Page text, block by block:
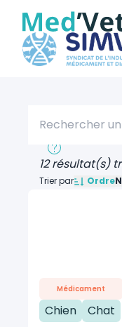
Recherche
12 résultat(s)
Trier par Ordre
Médicament
Chien
Chat